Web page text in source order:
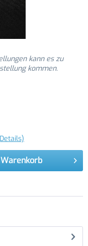
kann es zu
kommen.
Warenkorb